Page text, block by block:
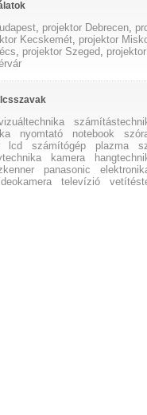
, projektor Debrecen,
Kecskemét, projektor
, projektor Szeged, projektor
nyomtató notebook
lcd számítógép plazma
kamera
panasonic
televízió